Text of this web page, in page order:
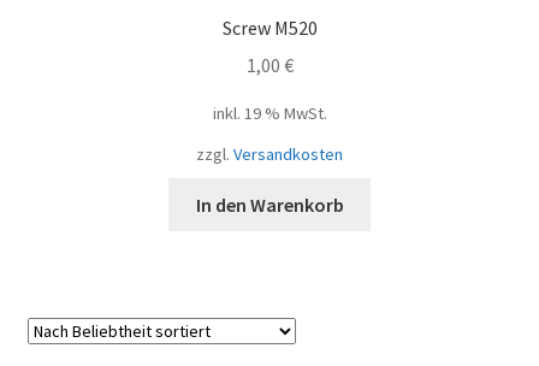
Screw M520
1,00 €
inkl. 19 % MwSt.
zzgl. Versandkosten
In den Warenkorb